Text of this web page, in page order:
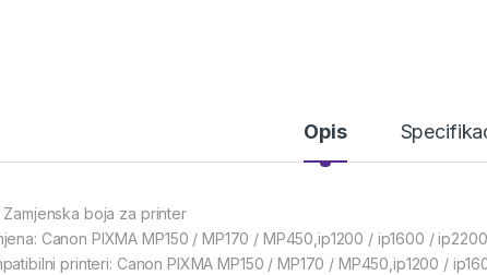
Opis
Zamjenska boja za printer
Canon PIXMA MP150 / MP170 / MP450,ip1200 / ip1600 /
printeri: Canon PIXMA MP150 / MP170 / MP450,ip1200 /